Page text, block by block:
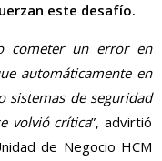
este desafío.
cometer un error en
automáticamente en
sistemas de seguridad
volvió crítica”, advirtió
de Negocio HCM